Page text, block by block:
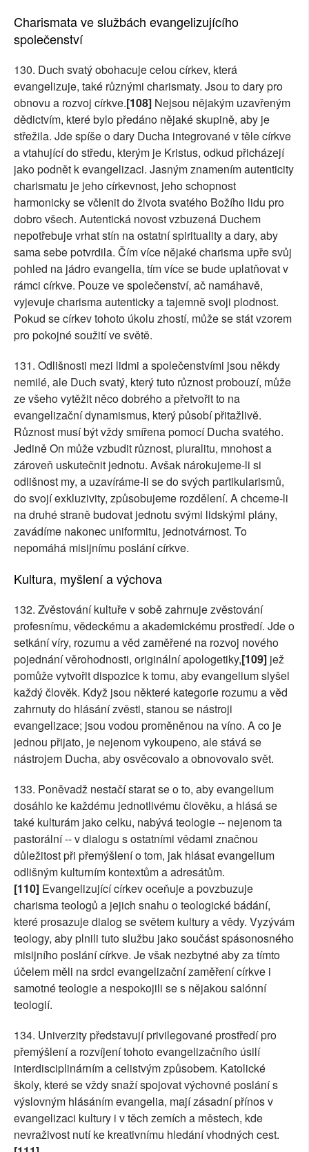
Charismata ve službách evangelizujícího
společenství
130. Duch svatý obohacuje celou církev, která
evangelizuje, také různými charismaty. Jsou to dary pro
obnovu a rozvoj církve.[108] Nejsou nějakým uzavřeným
dědictvím, které bylo předáno nějaké skupině, aby je
střežila. Jde spíše o dary Ducha integrované v těle církve
a vtahující do středu, kterým je Kristus, odkud přicházejí
jako podnět k evangelizaci. Jasným znamením autenticity
charismatu je jeho církevnost, jeho schopnost
harmonicky se včlenit do života svatého Božího lidu pro
dobro všech. Autentická novost vzbuzená Duchem
nepotřebuje vrhat stín na ostatní spirituality a dary, aby
sama sebe potvrdila. Čím více nějaké charisma upře svůj
pohled na jádro evangelia, tím více se bude uplatňovat v
rámci církve. Pouze ve společenství, ač namáhavě,
vyjevuje charisma autenticky a tajemně svoji plodnost.
Pokud se církev tohoto úkolu zhostí, může se stát vzorem
pro pokojné soužití ve světě.
131. Odlišnosti mezi lidmi a společenstvími jsou někdy
nemilé, ale Duch svatý, který tuto různost probouzí, může
ze všeho vytěžit něco dobrého a přetvořit to na
evangelizační dynamismus, který působí přitažlivě.
Různost musí být vždy smířena pomocí Ducha svatého.
Jedině On může vzbudit různost, pluralitu, mnohost a
zároveň uskutečnit jednotu. Avšak nárokujeme-li si
odlišnost my, a uzavíráme-li se do svých partikularismů,
do svojí exkluzivity, způsobujeme rozdělení. A chceme-li
na druhé straně budovat jednotu svými lidskými plány,
zavádíme nakonec uniformitu, jednotvárnost. To
nepomáhá misijnímu poslání církve.
Kultura, myšlení a výchova
132. Zvěstování kultuře v sobě zahrnuje zvěstování
profesnímu, vědeckému a akademickému prostředí. Jde o
setkání víry, rozumu a věd zaměřené na rozvoj nového
pojednání věrohodnosti, originální apologetiky,[109] jež
pomůže vytvořit dispozice k tomu, aby evangelium slyšel
každý člověk. Když jsou některé kategorie rozumu a věd
zahrnuty do hlásání zvěsti, stanou se nástroji
evangelizace; jsou vodou proměněnou na víno. A co je
jednou přijato, je nejenom vykoupeno, ale stává se
nástrojem Ducha, aby osvěcovalo a obnovovalo svět.
133. Poněvadž nestačí starat se o to, aby evangelium
dosáhlo ke každému jednotlivému člověku, a hlásá se
také kulturám jako celku, nabývá teologie -- nejenom ta
pastorální -- v dialogu s ostatními vědami značnou
důležitost při přemýšlení o tom, jak hlásat evangelium
odlišným kulturním kontextům a adresátům.
[110] Evangelizující církev oceňuje a povzbuzuje
charisma teologů a jejich snahu o teologické bádání,
které prosazuje dialog se světem kultury a vědy. Vyzývám
teology, aby plnili tuto službu jako součást spásonosného
misijního poslání církve. Je však nezbytné aby za tímto
účelem měli na srdci evangelizační zaměření církve i
samotné teologie a nespokojili se s nějakou salónní
teologií.
134. Univerzity představují privilegované prostředí pro
přemýšlení a rozvíjení tohoto evangelizačního úsilí
interdisciplinárním a celistvým způsobem. Katolické
školy, které se vždy snaží spojovat výchovné poslání s
výslovným hlásáním evangelia, mají zásadní přínos v
evangelizaci kultury i v těch zemích a městech, kde
nevraživost nutí ke kreativnímu hledání vhodných cest.